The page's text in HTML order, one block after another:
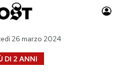
Auto
DI 2 ANNI
26 marzo 2024